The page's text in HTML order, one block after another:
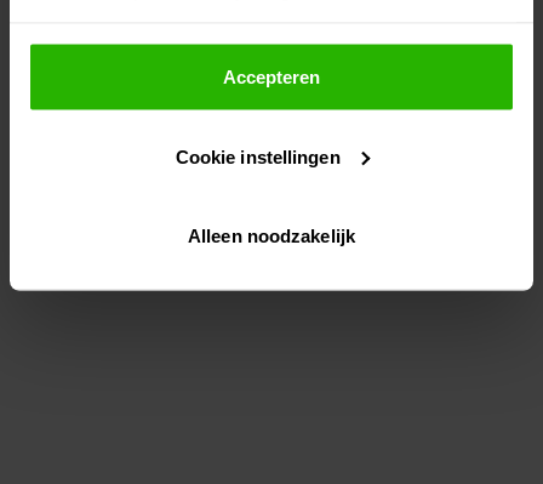
Als je op "Accepteer" klikt, dan geef je Voordeeluitjes.nl
toestemming om cookies voor social media en
gepersonaliseerde advertenties te plaatsen.
Lees hier meer over in onsprivacybeleid
Via "Cookie instellingen" kun je ook zelf instellen welke
Accepteren
Cookie instellingen
Alleen noodzakelijk